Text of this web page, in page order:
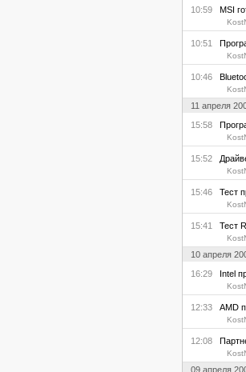
10:59 MSI
10:51
10:46
11 апреля
15:58
15:52
15:46 Тест
15:41 Тест
10 апреля
16:29 Intel
12:33 AMD
12:08
09 апреля